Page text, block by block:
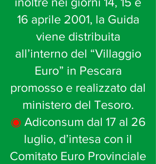
16 aprile 2001, la Guida
viene distribuita
all’interno del “Villaggio
Euro” in Pescara
promosso e realizzato dal
ministero del Tesoro.
◉ Adiconsum dal 17 al 26
luglio, d’intesa con il
Comitato Euro Provinciale